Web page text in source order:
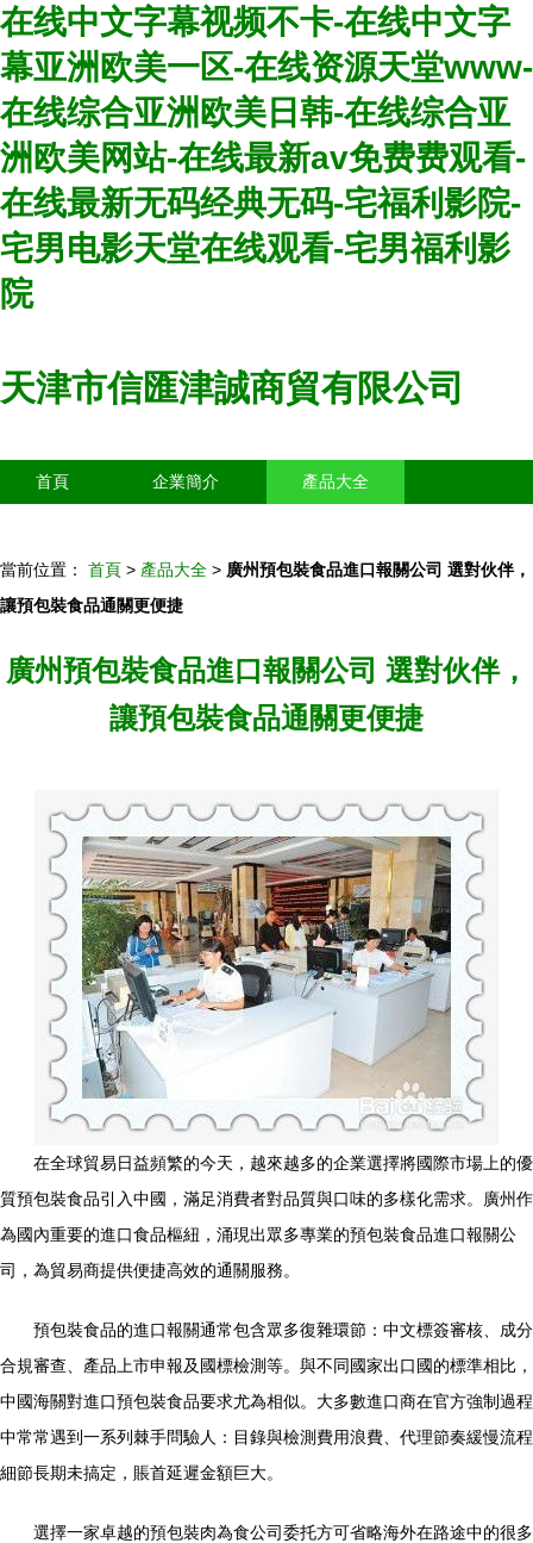
在线中文字幕视频不卡-在线中文字
幕亚洲欧美一区-在线资源天堂www-
在线综合亚洲欧美日韩-在线综合亚
洲欧美网站-在线最新av免费费观看-
在线最新无码经典无码-宅福利影院-
宅男电影天堂在线观看-宅男福利影
院
天津市信匯津誠商貿有限公司
首頁 企業簡介 產品大全
當前位置： 首頁 > 產品大全 > 廣州預包裝食品進口報關公司 選對伙伴，
讓預包裝食品通關更便捷
廣州預包裝食品進口報關公司 選對伙伴，
讓預包裝食品通關更便捷
在全球貿易日益頻繁的今天，越來越多的企業選擇將國際市場上的優
質預包裝食品引入中國，滿足消費者對品質與口味的多樣化需求。廣州作
為國內重要的進口食品樞紐，涌現出眾多專業的預包裝食品進口報關公
司，為貿易商提供便捷高效的通關服務。
預包裝食品的進口報關通常包含眾多復雜環節：中文標簽審核、成分
合規審查、產品上市申報及國標檢測等。與不同國家出口國的標準相比，
中國海關對進口預包裝食品要求尤為相似。大多數進口商在官方強制過程
中常常遇到一系列棘手問驗人：目錄與檢測費用浪費、代理節奏緩慢流程
細節長期未搞定，賬首延遲金額巨大。
選擇一家卓越的預包裝肉為食公司委托方可省略海外在路途中的很多